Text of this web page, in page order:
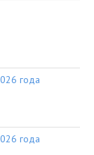
года
года